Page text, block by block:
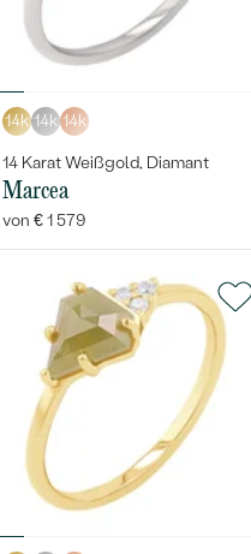
14k 14k 14k
14 Karat Weißgold, Diamant
Marcea
von € 1 579